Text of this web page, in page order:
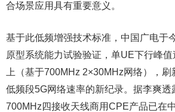
合场景应用具有重要意义。
基于此低频增强技术标准，中国广电于
原型系统能力试验验证，单UE下行峰
上（基于700MHz 2×30MHz网络），
低频段5G网络速率的新纪录。据李爽透
700MHz四接收天线商用CPE产品已在